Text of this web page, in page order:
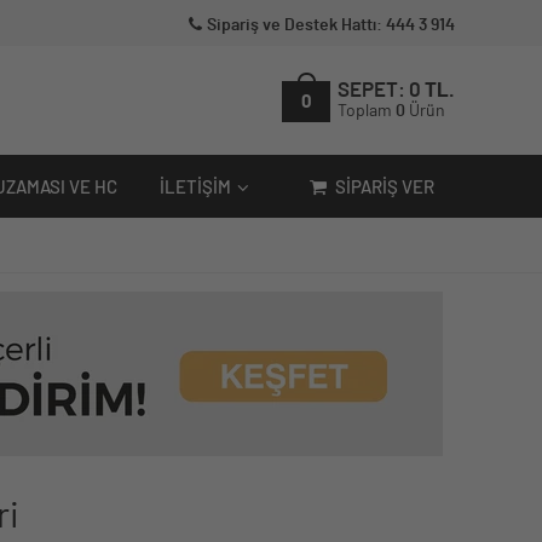
Sipariş ve Destek Hattı: 444 3 914
0
SEPET: 0 TL.
Toplam 0 Ürün
VE HC İLETIŞIM SIPARIŞ VER